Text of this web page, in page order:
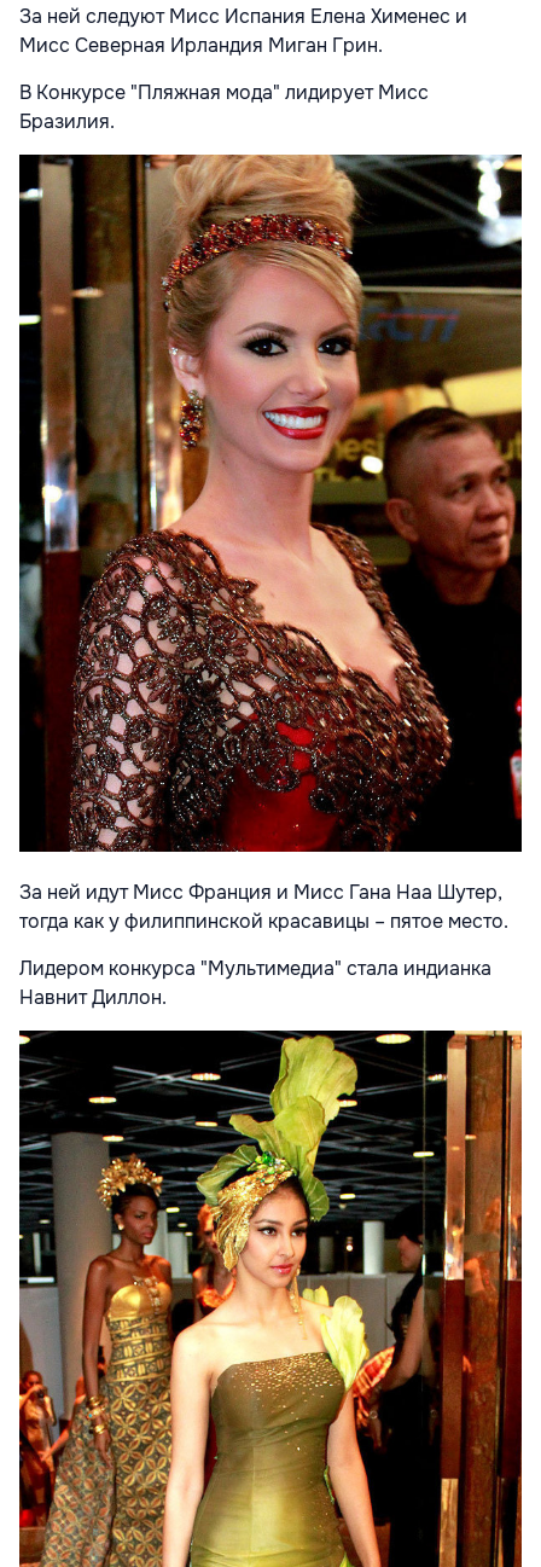
За ней следуют Мисс Испания Елена Хименес и
Мисс Северная Ирландия Миган Грин.
В Конкурсе "Пляжная мода" лидирует Мисс
Бразилия.
За ней идут Мисс Франция и Мисс Гана Наа Шутер,
тогда как у филиппинской красавицы – пятое место.
Лидером конкурса "Мультимедиа" стала индианка
Навнит Диллон.